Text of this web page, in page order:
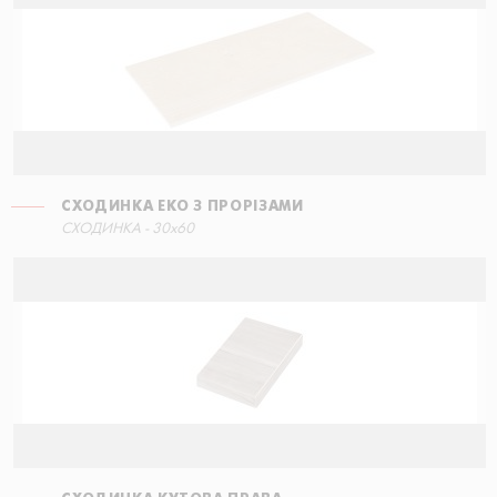
СХОДИНКА ЕКО З ПРОРІЗАМИ
СХОДИНКА - 30x60
СХОДИНКА ПРЯМА
60x34,5